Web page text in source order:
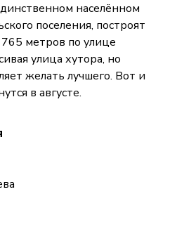
населённом
поселения, построят
метров по улице
улица хутора, но
желать лучшего. Вот и
в августе.